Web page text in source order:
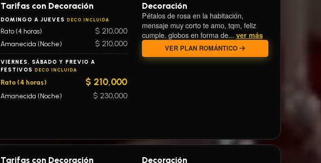
Tarifas con Decoración
DOMINGO A JUEVES DECO INCLUIDA
Rato (4 horas) $ 210,000
Amanecida (Noche) $ 210,000
VIERNES, SÁBADO Y PREVIO A
FESTIVOS DECO INCLUIDA
Rato (4 horas) $ 210,000
Amanecida (Noche) $ 230,000
Decoración
Pétalos de rosa en la habitación,
mensaje muy corto te amo, tqm, feliz
cumple. globos en forma de... ver más
VER PLAN ROMÁNTICO
Tarifas con Decoración Decoración